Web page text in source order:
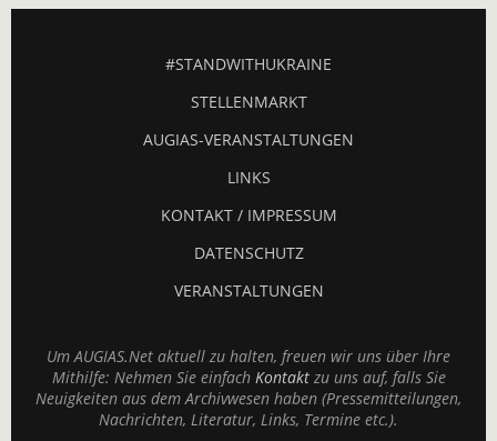
#STANDWITHUKRAINE
STELLENMARKT
AUGIAS-VERANSTALTUNGEN
LINKS
KONTAKT / IMPRESSUM
DATENSCHUTZ
VERANSTALTUNGEN
Um AUGIAS.Net aktuell zu halten, freuen wir uns über Ihre
Mithilfe: Nehmen Sie einfach Kontaktzu uns auf, falls Sie
Neuigkeiten aus dem Archivwesen haben (Pressemitteilungen,
Nachrichten, Literatur, Links, Termine etc.).